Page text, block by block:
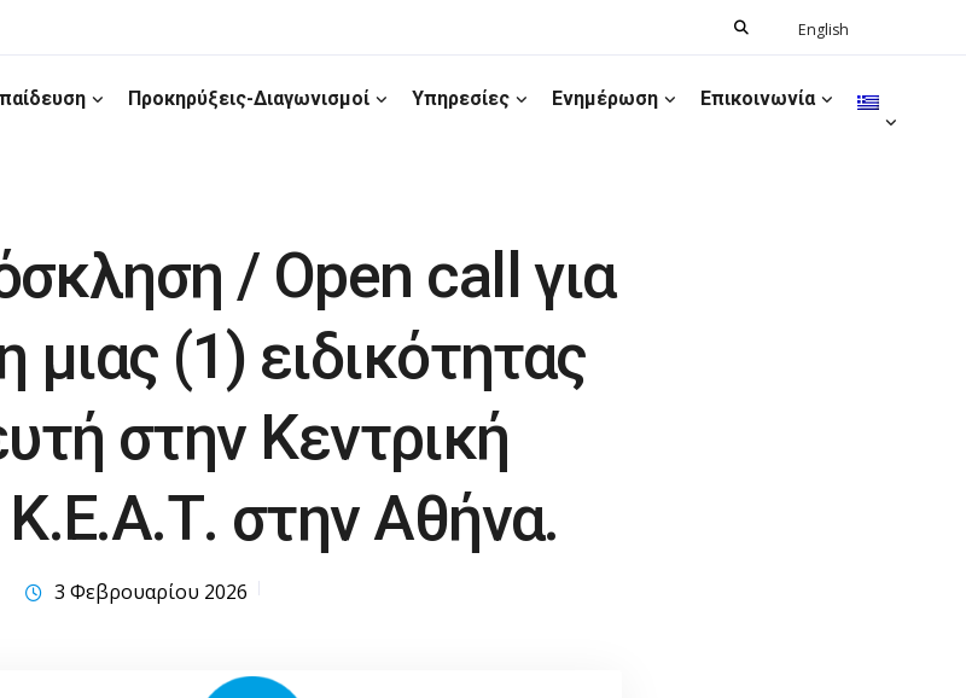
SearchEnglish
Προκηρύξεις-Διαγωνισμοί Υπηρεσίες Ενημέρωση Επικοινωνία
/ Open call για
μιας (1) ειδικότητας
στην Κεντρική
στην Αθήνα.
3 Φεβρουαρίου 2026